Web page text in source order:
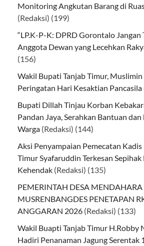
Monitoring Angkutan Barang di
(Redaksi) (199)
“LP.K-P-K: DPRD Gorontalo
Anggota Dewan yang Lecehkan
(156)
Wakil Bupati Tanjab Timur, Muslimin
Peringatan Hari Kesaktian Pancasila
Bupati Dillah Tinjau Korban
Pandan Jaya, Serahkan Bantuan
Warga (Redaksi) (144)
Aksi Penyampaian Pemecatan
Timur Syafaruddin Terkesan Sepihak
Kehendak (Redaksi) (135)
PEMERINTAH DESA MENDAHARA
MUSRENBANGDES PENETAPAN
ANGGARAN 2026 (Redaksi) (133)
Wakil Buapti Tanjab Timur H.Robby
Hadiri Penanaman Jagung Serentak